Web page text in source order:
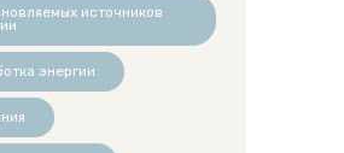
источников
энергии